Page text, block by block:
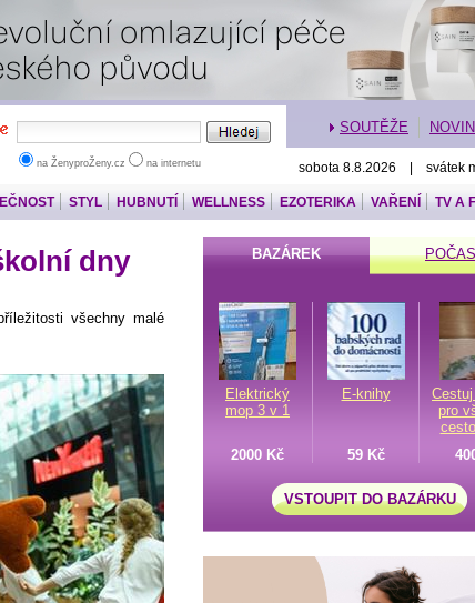
na ŽenyproŽeny.cz na internetu
SOUTĚŽE
sobota 8.8.2026 | svátek
STYL HUBNUTÍ WELLNESS EZOTERIKA VAŘENÍ TV A
dny
všechny malé
BAZÁREK
Elektrický
mop 3 v 1
E-knihy
pro
2000 Kč
59 Kč
VSTOUPIT DO BAZÁRKU